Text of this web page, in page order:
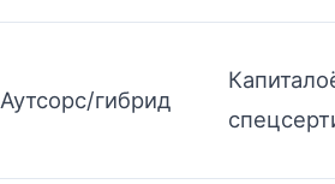
Аутсорс/гибрид